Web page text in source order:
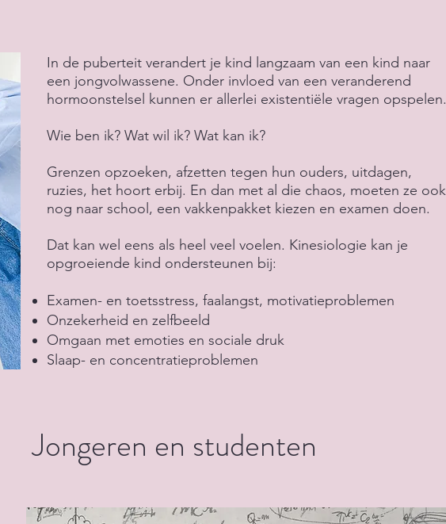
In de puberteit verandert je kind langzaam van een kind naar
een jongvolwassene. Onder invloed van een veranderend
hormoonstelsel kunnen er allerlei existentiële vragen opspelen.
Wie ben ik? Wat wil ik? Wat kan ik?
Grenzen opzoeken, afzetten tegen hun ouders, uitdagen,
ruzies, het hoort erbij. En dan met al die chaos, moeten ze ook
nog naar school, een vakkenpakket kiezen en examen doen.
Dat kan wel eens als heel veel voelen. Kinesiologie kan je
opgroeiende kind ondersteunen bij:
Examen- en toetsstress, faalangst, motivatieproblemen
Onzekerheid en zelfbeeld
Omgaan met emoties en sociale druk
Slaap- en concentratieproblemen
Jongeren en studenten